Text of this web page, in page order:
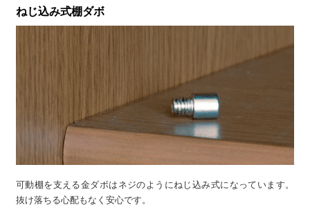
ねじ込み式棚ダボ
可動棚を支える金ダボはネジのようにねじ込み式になっています。
抜け落ちる心配もなく安心です。